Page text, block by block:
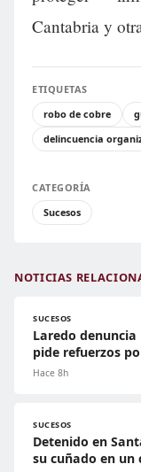
Cantabria y
ETIQUETAS
robo de cobre
delincuencia
CATEGORÍA
Sucesos
NOTICIAS
SUCESOS
Laredo denuncia
pide refuerzos
Hace 8h
SUCESOS
Detenido en
su cuñado en